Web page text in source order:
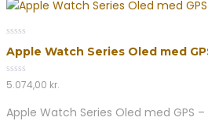
out
5
Apple Watch Series Oled med
0
out
5
5.074,00 kr.
Apple Watch Series Oled med